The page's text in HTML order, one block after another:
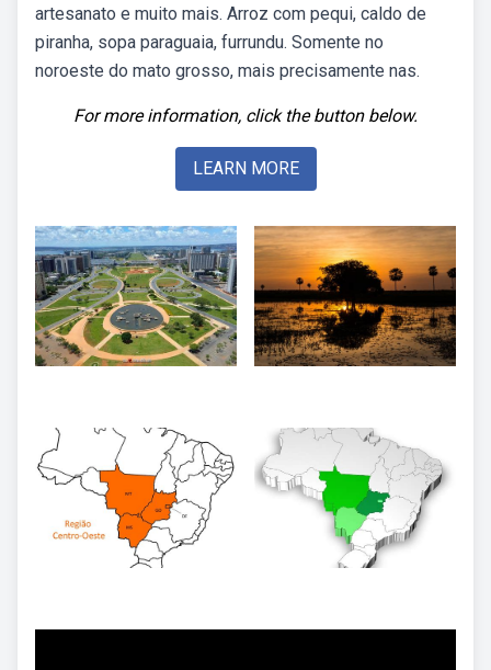
artesanato e muito mais. Arroz com pequi, caldo de
piranha, sopa paraguaia, furrundu. Somente no
noroeste do mato grosso, mais precisamente nas.
For more information, click the button below.
LEARN MORE